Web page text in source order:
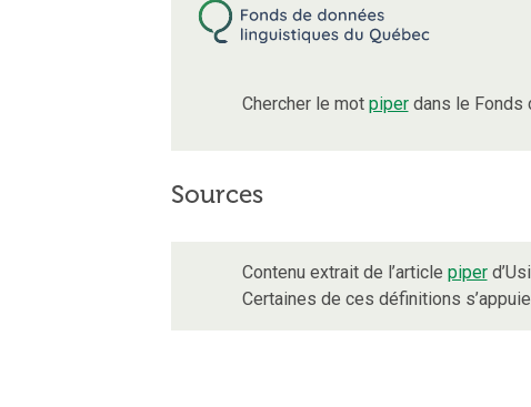
Chercher le mot piperdans le Fonds
Sources
Contenu extrait de l’article piper
Certaines de ces définitions